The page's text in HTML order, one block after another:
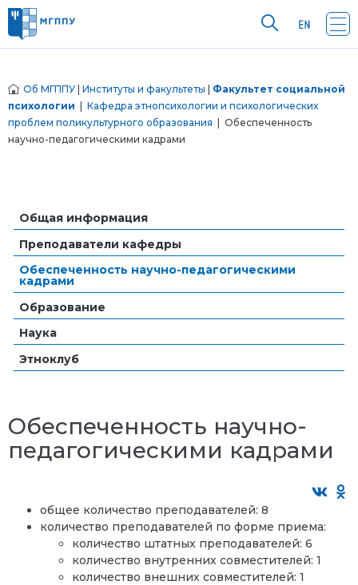
Об МГППУ Институты и факультеты
Факультет социальной
психологии
Кафедра этнопсихологии и психологических
проблем поликультурного образования | Обеспеченность
научно-педагогическими кадрами
Общая информация
Преподаватели кафедры
Обеспеченность научно-педагогическими
кадрами
Образование
Наука
Этноклуб
Обеспеченность научно-
педагогическими кадрами
общее количество преподавателей: 8
количество преподавателей по форме приема:
количество штатных преподавателей: 6
количество внутренних совместителей: 1
количество внешних совместителей: 1